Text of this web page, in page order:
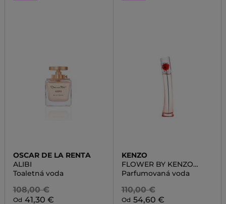
OSCAR DE LA RENTA
ALIBI
Toaletná voda
108,00 €
Od 41,30 €
KENZO
FLOWER BY KENZO
L'ABSOLUE
Parfumovaná voda
110,00 €
Od 54,60 €